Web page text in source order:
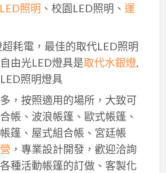
照明 、校園LED照明、 運
耗電，最佳的取代LED照明
由光LED燈具是取代水銀燈,
照明燈具
，按照適用的場所，大致可
帳、波浪帳篷、歐式帳篷、
篷、屋式組合帳、宮廷帳
，專業設計開發，歡迎洽詢
種活動帳篷的訂做、客製化